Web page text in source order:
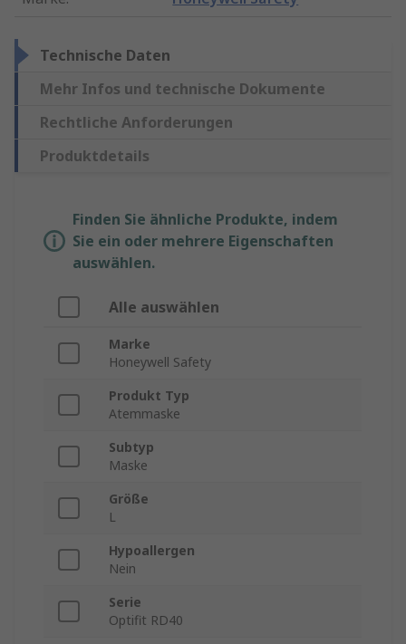
Technische Daten
Mehr Infos und technische Dokumente
Rechtliche Anforderungen
Produktdetails
Finden Sie ähnliche Produkte, indem
Sie ein oder mehrere Eigenschaften
auswählen.
Alle auswählen
Marke
Honeywell Safety
Produkt Typ
Atemmaske
Subtyp
Maske
Größe
L
Hypoallergen
Nein
Serie
Optifit RD40